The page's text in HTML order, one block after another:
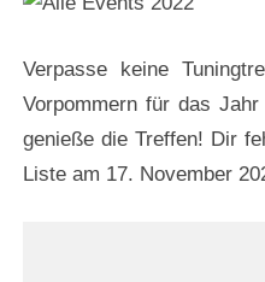
Verpasse keine
Vorpommern für das
genieße die Treffen! Dir
Liste am 17. November